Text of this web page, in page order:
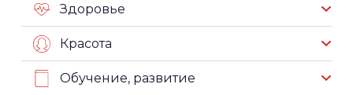
Здоровье
Красота
Обучение, развитие